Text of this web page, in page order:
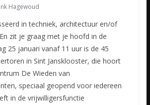
Hagewoud
in techniek, architectuur en/of
zit je graag met je hoofd in de
25 januari vanaf 11 uur is de 45
in Sint Jansklooster, die hoort
De Wieden van
speciaal geopend voor iedereen
in de vrijwilligersfunctie